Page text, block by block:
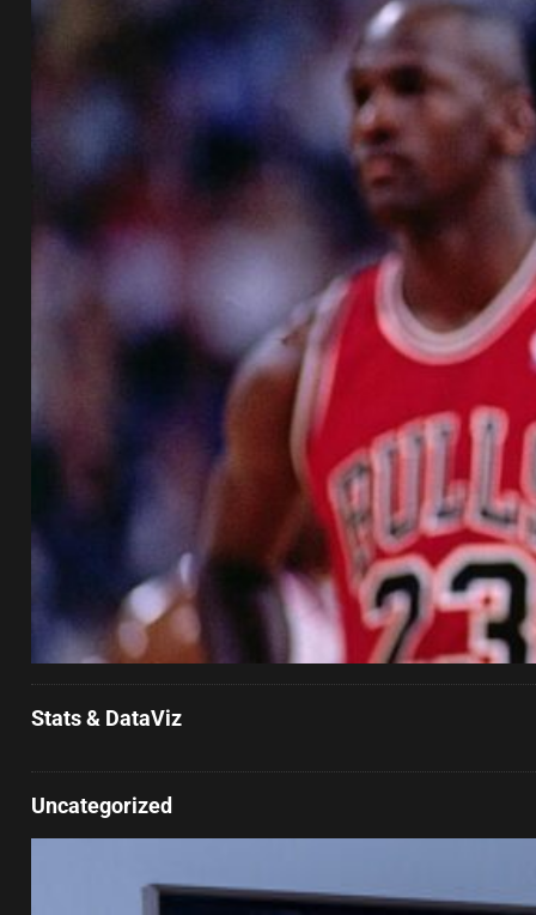
Stats & DataViz
Uncategorized